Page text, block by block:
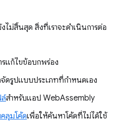
ไม่สิ้นสุด สิ่งที่เราจะดำเนินการต่อ
แก้ไขข้อบกพร่อง
จัดรูปแบบประเภทที่กำหนดเอง
ล์สําหรับแอป WebAssembly
ลุมโค้ดเพื่อให้ค้นหาโค้ดที่ไม่ได้ใช้